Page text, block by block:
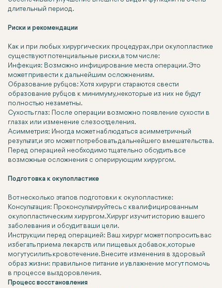
длительный период.
Риски и рекомендации
Как и при любых хирургических процедурах, при окулопластике
существуют потенциальные риски, в том числе:
Инфекция: Возможно инфицирование места операции. Это
может привести к дальнейшим осложнениям.
Образование рубцов: Хотя хирурги стараются свести
образование рубцов к минимуму, некоторые из них не будут
полностью незаметны.
Сухость глаз: После операции возможно появление сухости в
глазах или изменение слезоотделения.
Асимметрия: Иногда может наблюдаться асимметричный
результат, и это может потребовать дальнейшего вмешательства.
Перед операцией необходимо тщательно обсудить все
возможные осложнения с оперирующим хирургом.
Подготовка к окулопластике
Вот несколько этапов подготовки к окулопластике:
Консультация:
Проконсультируйтесь с квалифицированным
окулопластическим хирургом. Хирург изучит историю вашего
заболевания и обсудит ваши цели.
Инструкции перед операцией: Ваш хирург может попросить вас
избегать приема лекарств или пищевых добавок, которые
могут усилить кровотечение. Внесите изменения в здоровый
образ жизни: правильное питание и увлажнение могут помочь
в процессе выздоровления.
Процесс восстановления